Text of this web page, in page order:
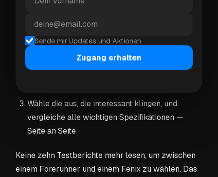
Wie es funktioniert
Gib deine Vorlieben und dein Budget an
Es schlägt die besten Uhren für deine
Wähle die aus, die interessant klingen, und
vergleiche alle wichtigen Spezifikationen —
Seite an Seite
Keine zehn Testberichte mehr lesen, um zwischen
einem Forerunner und einem Fenix zu wählen. Das
Sende mir Updates und Aktionen
Zugang erhalten